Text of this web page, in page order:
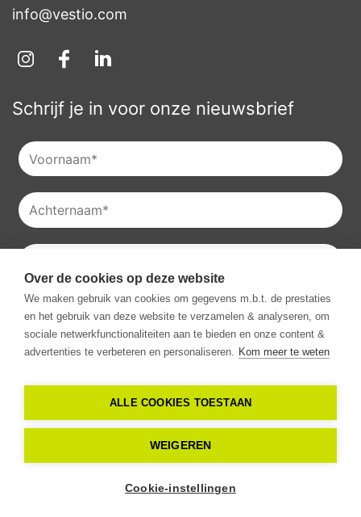
info@vestio.com
Schrijf je in voor onze nieuwsbrief
Je kan onzeprivacyverklaringraadplegen en je kan je ook
altijd uitschrijven voor onze nieuwsbrieven.
Ik ga akkoord met het ontvangen van communicatie van
Vestio.*
Vestio. Alle rechten
voorbehouden
Privacy verklaring
Over de cookies op deze website
We maken gebruik van cookies om gegevens m.b.t. de prestaties
en het gebruik van deze website te verzamelen & analyseren, om
sociale netwerkfunctionaliteiten aan te bieden en onze content &
advertenties te verbeteren en personaliseren. Kom meer te weten
ALLE COOKIES TOESTAAN
WEIGEREN
Cookie-instellingen